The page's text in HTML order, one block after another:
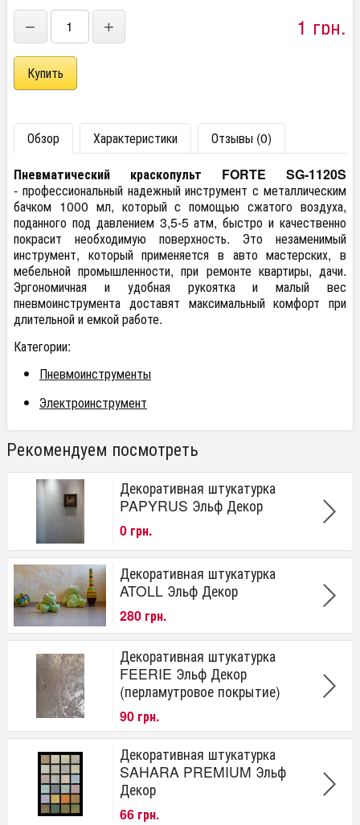
− + 1 грн.
Обзор Характеристики
Отзывы (0)
Пневматический краскопульт FORTE SG-1120S
- профессиональный надежный инструмент с металлическим
бачком 1000 мл, который с помощью сжатого воздуха,
поданного под давлением 3,5-5 атм, быстро и качественно
покрасит необходимую поверхность. Это незаменимый
инструмент, который применяется в авто мастерских, в
мебельной промышленности, при ремонте квартиры, дачи.
Эргономичная и удобная рукоятка и малый вес
пневмоинструмента доставят максимальный комфорт при
длительной и емкой работе.
Категории:
Пневмоинструменты
Электроинструмент
Рекомендуем посмотреть
Декоративная штукатурка
PAPYRUS Эльф Декор
0 грн.
Декоративная штукатурка
ATOLL Эльф Декор
280 грн.
Декоративная штукатурка
FEERIE Эльф Декор
(перламутровое покрытие)
90 грн.
Декоративная штукатурка
SAHARA PREMIUM Эльф
Декор
66 грн.